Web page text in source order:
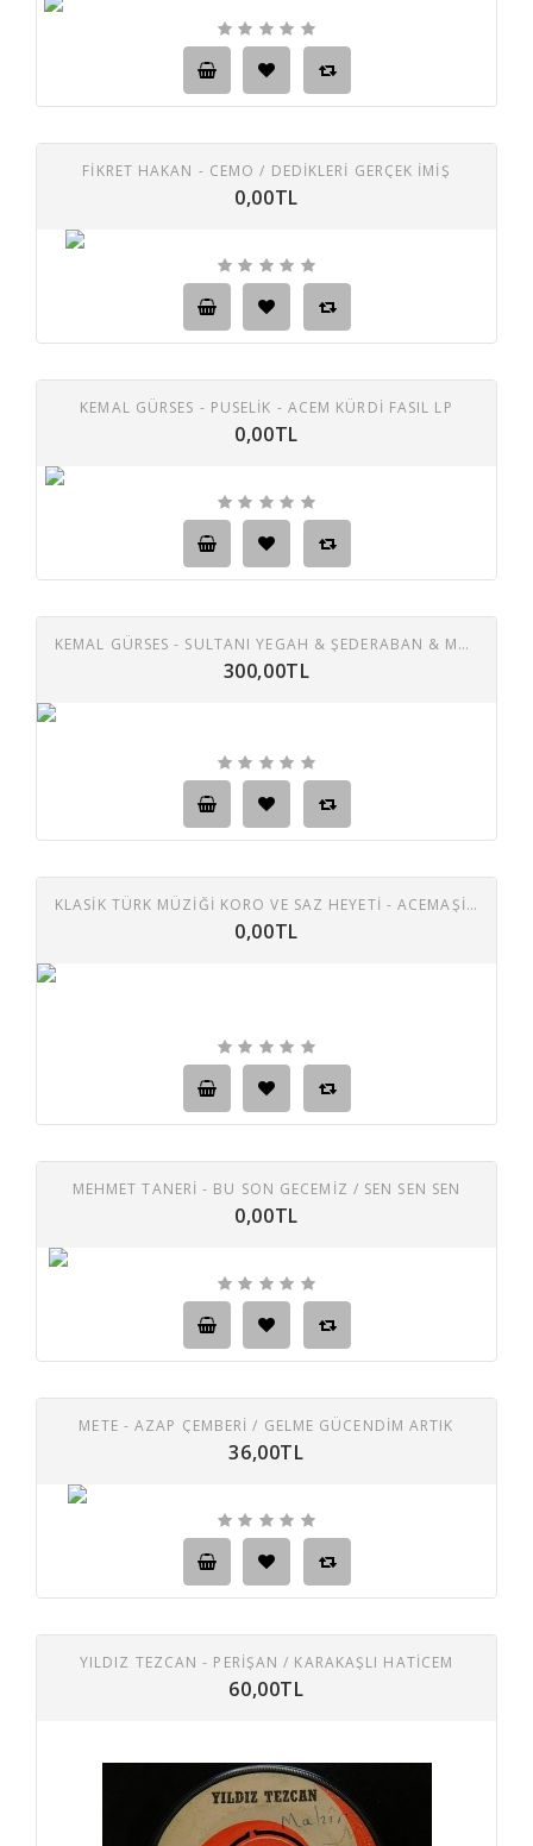
FİKRET HAKAN - CEMO / DEDIKLERI GERÇEK İMIŞ
0,00TL
KEMAL GÜRSES - PUSELİK - ACEM KÜRDİ FASIL LP
0,00TL
KEMAL GÜRSES - SULTANI YEGAH & ŞEDERABAN & MAHUR & ACEMAŞİRAN FASIL LP
300,00TL
KLASİK TÜRK MÜZİĞİ KORO VE SAZ HEYETİ - ACEMAŞİRAN &ACEMKÜRDİ FASLI - KLASİK TÜRK MÜZİĞİ ŞAHASERLERİ SERİSİ: 10 LP
0,00TL
MEHMET TANERİ - BU SON GECEMIZ / SEN SEN SEN
0,00TL
METE - AZAP ÇEMBERI / GELME GÜCENDIM ARTIK
36,00TL
YILDIZ TEZCAN - PERIŞAN / KARAKAŞLI HATICEM
60,00TL